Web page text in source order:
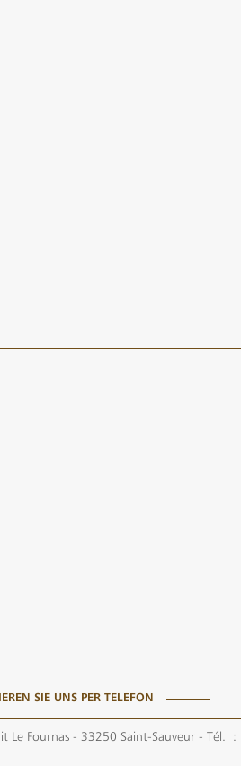
SIE UNS PER TELEFON
Le Fournas - 33250 Saint-Sauveur - Tél. :